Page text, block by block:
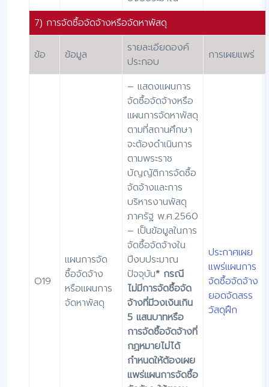
7) การจัดซื้อจัดจ้างหรือจัดหาพัสดุ
ข้อ ข้อมูล
รายละเอียดองค์
ประกอบ
การเผยแพร่
O19
แผนการจัด
ซื้อจัดจ้าง
หรือแผนการ
จัดหาพัสดุ
– แสดงแผนการ
จัดซื้อจัดจ้างหรือ
แผนการจัดหาพัสดุ
ตามที่สถานศึกษา
จะต้องดำเนินการ
ตามพระราช
บัญญัติการจัดซื้อ
จัดจ้างและการ
บริหารงานพัสดุ
ภาครัฐ พ.ศ.2560
– เป็นข้อมูลในการ
จัดซื้อจัดจ้างใน
ปีงบประมาณ
ปัจจุบัน* กรณี
ไม่มีการจัดซื้อจัด
จ้างที่มีวงเงินเกิน
5 แสนบาทหรือ
การจัดซื้อจัดจ้างที่
กฏหมายไม่ได้
กำหนดให้ต้องเผย
แพร่แผนการจัดซื้อ
ประกาศเผย
แพร่แผนการ
จัดซื้อจัดจ้าง
ยอดจัดสรร
วัสดุฝึก